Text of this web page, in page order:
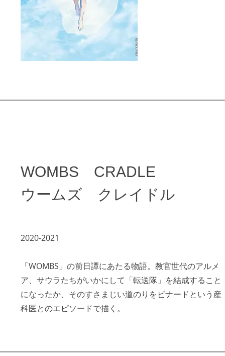
WOMBS CRADLE
ウームズ クレイドル
2020-2021
「WOMBS」の前日譚にあたる物語。教官世代のアルメ
ア、サウラたちがいかにして「転送隊」を結成すること
になったか、そのすさまじい道のりをビナードという産
科医とのエピソードで描く。